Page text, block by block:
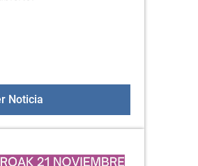
Machista Hacia las Mujeres
Noticia